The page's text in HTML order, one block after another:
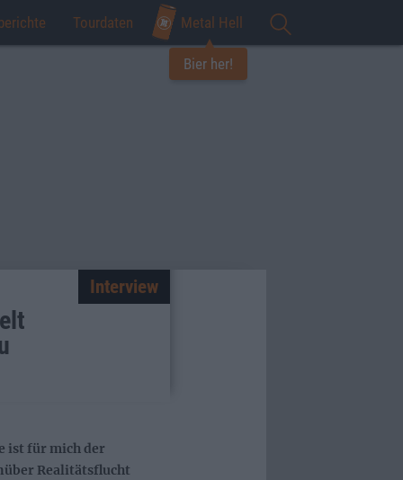
Tourdaten Metal Hell
Bier her!
Interview
ist für mich der
Realitätsflucht